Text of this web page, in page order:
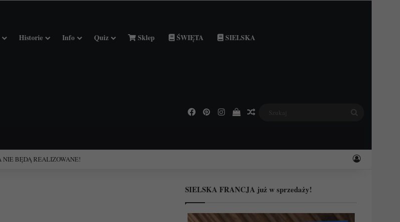
Historie Info Quiz Sklep ŚWIĘTA SIELSKA
Facebook
PinterestInstagramPodejrzyj swój koszyk
Losowy wpis
Zaloguj
SIELSKA FRANCJA już w sprzedaży!